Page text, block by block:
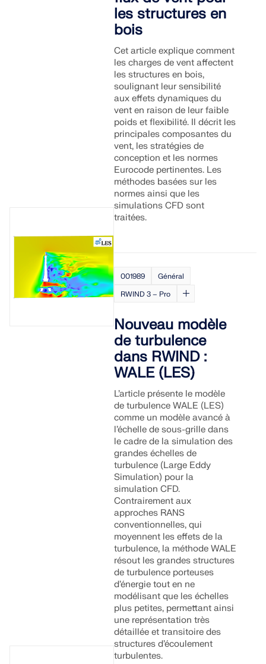
Logiciel CFD pour souffleries numériques
En savoir plus
API Dlubal
Votre porte vers la modélisation paramétrique et
Documentation API
Index
Analyse aux éléments finis pour les
assemblages en acier
Concevez et analysez des connexions en acier en
utilisant le CBFEM, conforme aux normes EN
1993‑1‑8 et AISC 360, entièrement intégré dans
RFEM 6 pour des flux de travail structurels plus
OBTENIR DE L’ASSISTANCE
OBTENIR UNE VERSION GRATUITE
CONTACTER LE SUPPORT
d'ingénierie et faites passer votre carrière à un
DÉCOUVRIR LES OFFRES D’EMPLOI
les structures en
bois
Cet article explique comment
les charges de vent affectent
les structures en bois,
soulignant leur sensibilité
aux effets dynamiques du
vent en raison de leur faible
poids et flexibilité. Il décrit les
principales composantes du
vent, les stratégies de
conception et les normes
Eurocode pertinentes. Les
méthodes basées sur les
normes ainsi que les
simulations CFD sont
traitées.
001989
Général
RWIND 3 – Pro
Nouveau modèle
de turbulence
dans RWIND :
WALE (LES)
L’article présente le modèle
de turbulence WALE (LES)
comme un modèle avancé à
l’échelle de sous-grille dans
le cadre de la simulation des
grandes échelles de
turbulence (Large Eddy
Simulation) pour la
simulation CFD.
Contrairement aux
approches RANS
conventionnelles, qui
moyennent les effets de la
turbulence, la méthode WALE
résout les grandes structures
de turbulence porteuses
d’énergie tout en ne
modélisant que les échelles
plus petites, permettant ainsi
une représentation très
détaillée et transitoire des
structures d’écoulement
turbulentes.